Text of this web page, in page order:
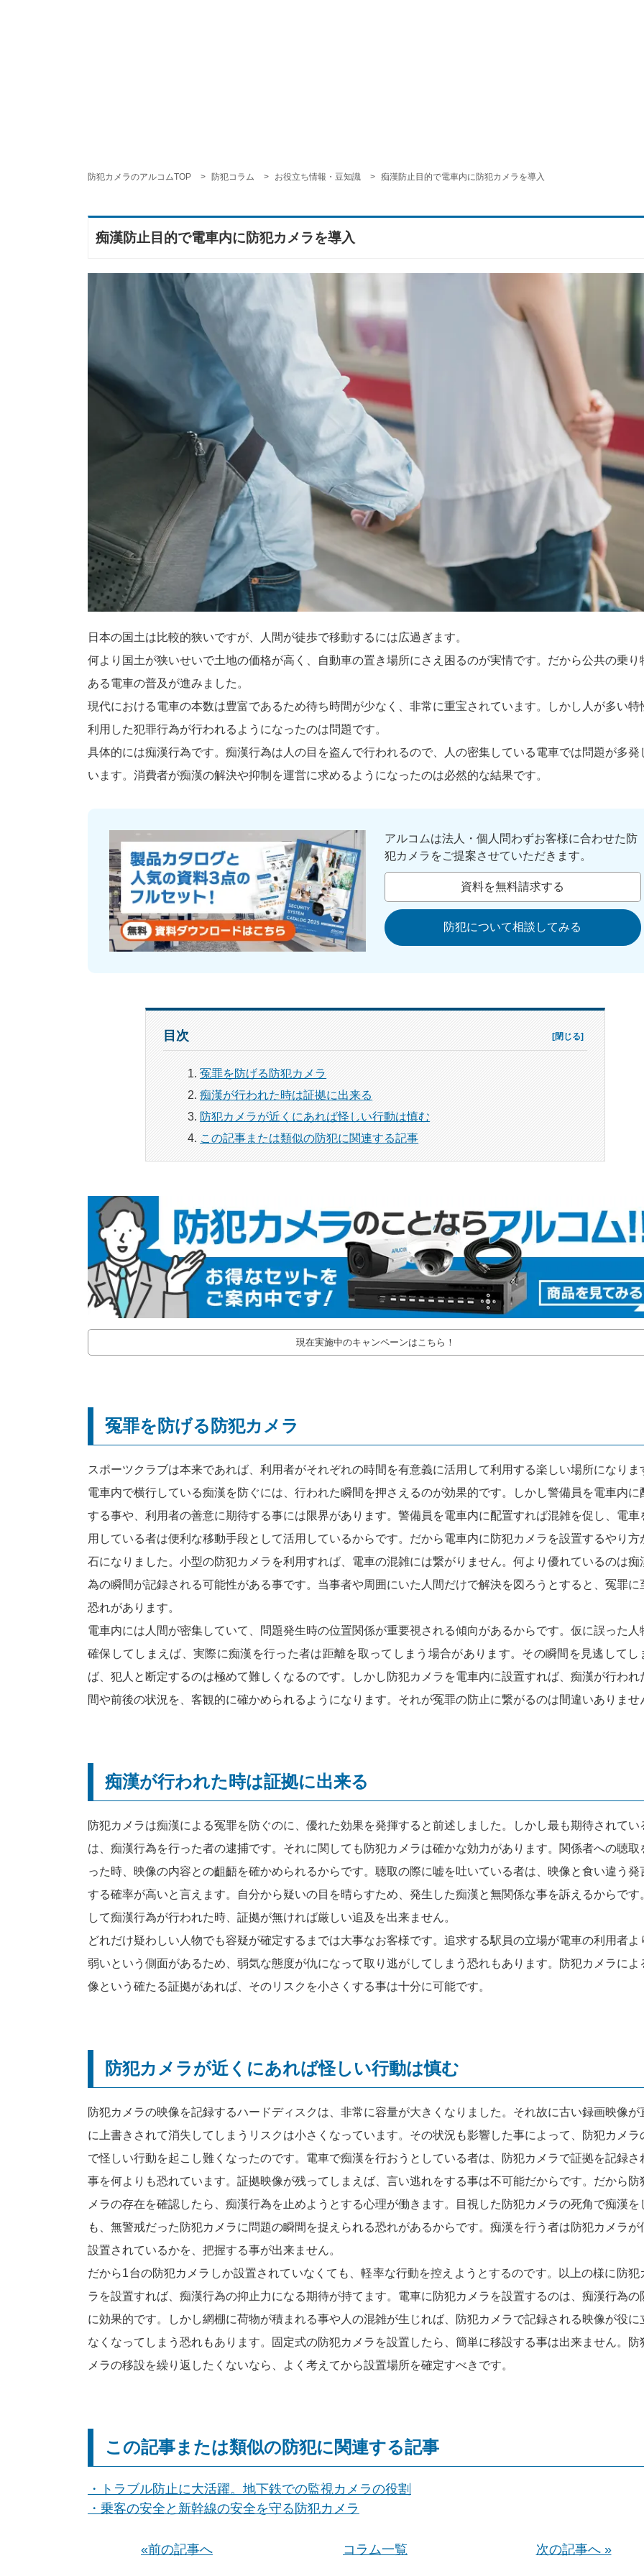
防犯カメラのアルコムTOP 防犯コラム お役立ち情報・豆知識 痴漢防止目的で電車内に防犯カメラを導入
痴漢防止目的で電車内に防犯カメラを導入
日本の国土は比較的狭いですが、人間が徒歩で移動するには広過ぎます。
何より国土が狭いせいで土地の価格が高く、自動車の置き場所にさえ困るのが実情です。だから公共の乗り
ある電車の普及が進みました。
現代における電車の本数は豊富であるため待ち時間が少なく、非常に重宝されています。しかし人が多い特
利用した犯罪行為が行われるようになったのは問題です。
具体的には痴漢行為です。痴漢行為は人の目を盗んで行われるので、人の密集している電車では問題が多発
います。消費者が痴漢の解決や抑制を運営に求めるようになったのは必然的な結果です。
アルコムは法人・個人問わずお客様に合わせた防
犯カメラをご提案させていただきます。
資料を無料請求する
防犯について相談してみる
目次
冤罪を防げる防犯カメラ
痴漢が行われた時は証拠に出来る
防犯カメラが近くにあれば怪しい行動は慎む
この記事または類似の防犯に関連する記事
現在実施中のキャンペーンはこちら！
冤罪を防げる防犯カメラ
スポーツクラブは本来であれば、利用者がそれぞれの時間を有意義に活用して利用する楽しい場所になりま
電車内で横行している痴漢を防ぐには、行われた瞬間を押さえるのが効果的です。しかし警備員を電車内に
する事や、利用者の善意に期待する事には限界があります。警備員を電車内に配置すれば混雑を促し、電車
用している者は便利な移動手段として活用しているからです。だから電車内に防犯カメラを設置するやり方
石になりました。小型の防犯カメラを利用すれば、電車の混雑には繋がりません。何より優れているのは痴
為の瞬間が記録される可能性がある事です。当事者や周囲にいた人間だけで解決を図ろうとすると、冤罪に
恐れがあります。
電車内には人間が密集していて、問題発生時の位置関係が重要視される傾向があるからです。仮に誤った人
確保してしまえば、実際に痴漢を行った者は距離を取ってしまう場合があります。その瞬間を見逃してし
ば、犯人と断定するのは極めて難しくなるのです。しかし防犯カメラを電車内に設置すれば、痴漢が行われ
間や前後の状況を、客観的に確かめられるようになります。それが冤罪の防止に繋がるのは間違いありませ
痴漢が行われた時は証拠に出来る
防犯カメラは痴漢による冤罪を防ぐのに、優れた効果を発揮すると前述しました。しかし最も期待されてい
は、痴漢行為を行った者の逮捕です。それに関しても防犯カメラは確かな効力があります。関係者への聴取
った時、映像の内容との齟齬を確かめられるからです。聴取の際に嘘を吐いている者は、映像と食い違う発
する確率が高いと言えます。自分から疑いの目を晴らすため、発生した痴漢と無関係な事を訴えるからです
して痴漢行為が行われた時、証拠が無ければ厳しい追及を出来ません。
どれだけ疑わしい人物でも容疑が確定するまでは大事なお客様です。追求する駅員の立場が電車の利用者よ
弱いという側面があるため、弱気な態度が仇になって取り逃がしてしまう恐れもあります。防犯カメラによ
像という確たる証拠があれば、そのリスクを小さくする事は十分に可能です。
防犯カメラが近くにあれば怪しい行動は慎む
防犯カメラの映像を記録するハードディスクは、非常に容量が大きくなりました。それ故に古い録画映像が
に上書きされて消失してしまうリスクは小さくなっています。その状況も影響した事によって、防犯カメラ
で怪しい行動を起こし難くなったのです。電車で痴漢を行おうとしている者は、防犯カメラで証拠を記録さ
事を何よりも恐れています。証拠映像が残ってしまえば、言い逃れをする事は不可能だからです。だから防
メラの存在を確認したら、痴漢行為を止めようとする心理が働きます。目視した防犯カメラの死角で痴漢を
も、無警戒だった防犯カメラに問題の瞬間を捉えられる恐れがあるからです。痴漢を行う者は防犯カメラが
設置されているかを、把握する事が出来ません。
だから1台の防犯カメラしか設置されていなくても、軽率な行動を控えようとするのです。以上の様に防犯
ラを設置すれば、痴漢行為の抑止力になる期待が持てます。電車に防犯カメラを設置するのは、痴漢行為の
に効果的です。しかし網棚に荷物が積まれる事や人の混雑が生じれば、防犯カメラで記録される映像が役に
なくなってしまう恐れもあります。固定式の防犯カメラを設置したら、簡単に移設する事は出来ません。防
メラの移設を繰り返したくないなら、よく考えてから設置場所を確定すべきです。
この記事または類似の防犯に関連する記事
・トラブル防止に大活躍。地下鉄での監視カメラの役割
・乗客の安全と新幹線の安全を守る防犯カメラ
«前の記事へ コラム一覧 次の記事へ »